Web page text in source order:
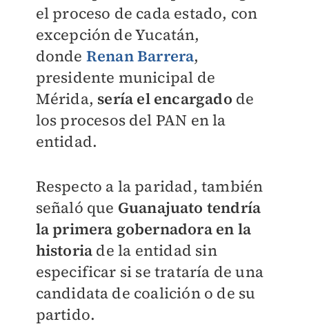
el proceso de cada estado, con
excepción de Yucatán,
donde Renan Barrera,
presidente municipal de
Mérida, sería el encargado de
los procesos del PAN en la
entidad.
Respecto a la paridad, también
señaló que Guanajuato tendría
la primera gobernadora en la
historia de la entidad sin
especificar si se trataría de una
candidata de coalición o de su
partido.